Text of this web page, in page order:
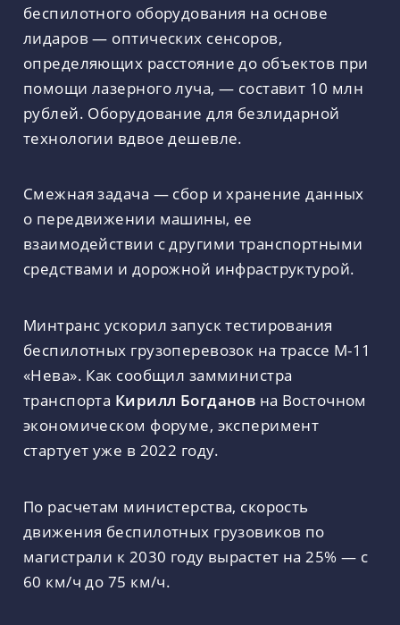
беспилотного оборудования на основе
лидаров — оптических сенсоров,
определяющих расстояние до объектов при
помощи лазерного луча, — составит 10 млн
рублей. Оборудование для безлидарной
технологии вдвое дешевле.
Смежная задача — сбор и хранение данных
о передвижении машины, ее
взаимодействии с другими транспортными
средствами и дорожной инфраструктурой.
Минтранс ускорил запуск тестирования
беспилотных грузоперевозок на трассе М-11
«Нева». Как сообщил замминистра
транспорта Кирилл Богданов на Восточном
экономическом форуме, эксперимент
стартует уже в 2022 году.
По расчетам министерства, скорость
движения беспилотных грузовиков по
магистрали к 2030 году вырастет на 25% — с
60 км/ч до 75 км/ч.